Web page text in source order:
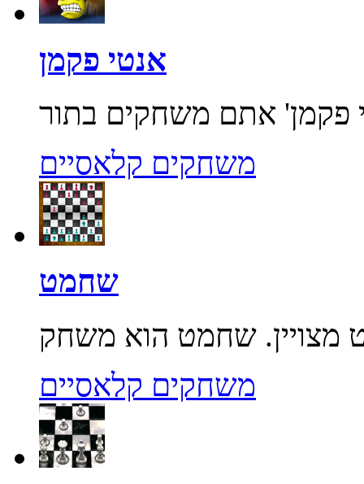
אנטי פקמן
משחקים קלאסיים
שחמט
משחקים קלאסיים